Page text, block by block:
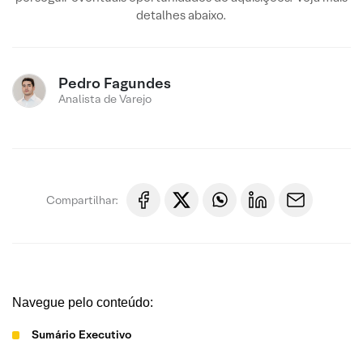
detalhes abaixo.
Pedro Fagundes
Analista de Varejo
Compartilhar:
Navegue pelo conteúdo:
Sumário Executivo